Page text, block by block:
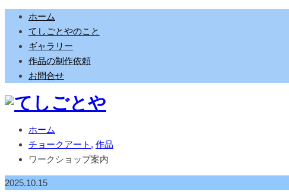
ホーム
てしごとやのこと
ギャラリー
作品の制作依頼
お問合せ
ホーム
チョークアート , 作品
ワークショップ案内
2025.10.15